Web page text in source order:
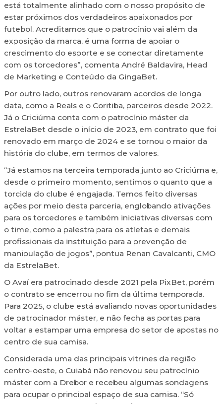
está totalmente alinhado com o nosso propósito de
estar próximos dos verdadeiros apaixonados por
futebol. Acreditamos que o patrocínio vai além da
exposição da marca, é uma forma de apoiar o
crescimento do esporte e se conectar diretamente
com os torcedores”, comenta André Baldavira, Head
de Marketing e Conteúdo da GingaBet.
Por outro lado, outros renovaram acordos de longa
data, como a Reals e o Coritiba, parceiros desde 2022.
Já o Criciúma conta com o patrocínio máster da
EstrelaBet desde o início de 2023, em contrato que foi
renovado em março de 2024 e se tornou o maior da
história do clube, em termos de valores.
“Já estamos na terceira temporada junto ao Criciúma e,
desde o primeiro momento, sentimos o quanto que a
torcida do clube é engajada. Temos feito diversas
ações por meio desta parceria, englobando ativações
para os torcedores e também iniciativas diversas com
o time, como a palestra para os atletas e demais
profissionais da instituição para a prevenção de
manipulação de jogos”, pontua Renan Cavalcanti, CMO
da EstrelaBet.
O Avaí era patrocinado desde 2021 pela PixBet, porém
o contrato se encerrou no fim da última temporada.
Para 2025, o clube está avaliando novas oportunidades
de patrocinador máster, e não fecha as portas para
voltar a estampar uma empresa do setor de apostas no
centro de sua camisa.
Considerada uma das principais vitrines da região
centro-oeste, o Cuiabá não renovou seu patrocínio
máster com a Drebor e recebeu algumas sondagens
para ocupar o principal espaço de sua camisa. “Só